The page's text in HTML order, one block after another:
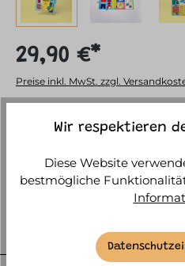
29,90 €*
Preise inkl. MwSt. zzgl.
Sofort verfügbar, Lieferzeit:
BESCHREIBUNG
Wir respektieren
Diese Website
bestmögliche